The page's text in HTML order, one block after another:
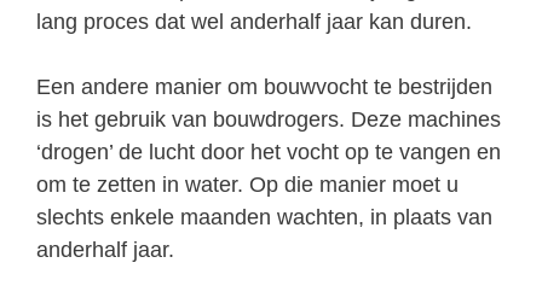
lang proces dat wel anderhalf jaar kan duren.
Een andere manier om bouwvocht te bestrijden
is het gebruik van bouwdrogers. Deze machines
‘drogen’ de lucht door het vocht op te vangen en
om te zetten in water. Op die manier moet u
slechts enkele maanden wachten, in plaats van
anderhalf jaar.